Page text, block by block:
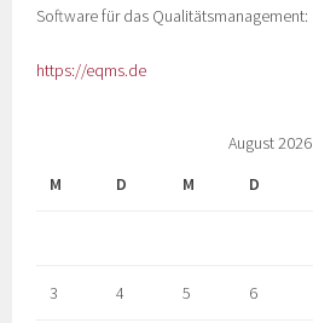
Software für das Qualitätsmanagement:
https://eqms.de
August 2026
M
D M D
3 4 5 6